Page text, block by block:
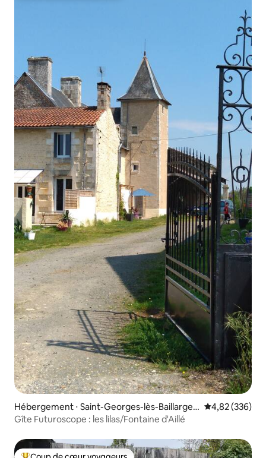
Hébergement ⋅ Saint-Georges-lès-Baillargea
ux
Évaluation
4,82 (336)
Gîte Futuroscope : les lilas/Fontaine d'Aillé